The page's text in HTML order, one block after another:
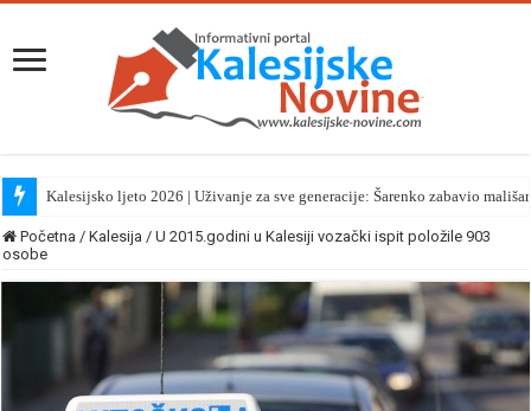
Kalesijsko ljeto 2026 | Uživanje za sve generacije: Šarenko zabavio
Početna / Kalesija / U 2015.godini u Kalesiji vozački ispit položile 903
osobe